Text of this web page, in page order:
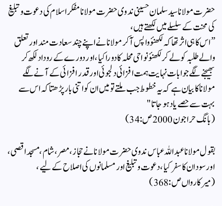
حضرت مولانا سید سلمان حسینی ندوی حضرت مولانا مفکر اسلام کی دعوت و تبلیغ
کی محنت کے سلسلے میں لکھتے ہیں ،
” اس کا ہی اثر تھا کہ لکھنؤ واپس آکر مولانا نے اپنے چند سعادت مند اور تعلق
والے طلبہ کو لے کر لکھنؤ نواحی محلہ کا دورا کیا ، اور دورے کے روداد لکھ کر
بھیجنے لگے جوابات نہایت ہمت افزائی دلجوئی اور قدر افزائی کے آنے لگے
مولانا کا بیان ہے کہ یہ خطوط جب ملتے تو میں ان کو اتنی بار پڑھتا کہ اس سے
بہت سے حصے یاد ہوجاتا "
(بانگ حرا جون 2000 ص: 34)
بقول مولانا عبد اللہ عباس ندوی حضرت مولانا نے حجاز، مصر ،شام ،مسجد اقصی،
اور سودان کا سفر کیا ، دعوت و تبلیغ اور مسلمانوں کی اصلاح کے لیے ،
( میر کارواں ص:368)